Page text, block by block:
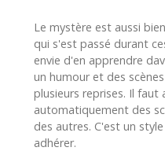
Le mystère est aussi
qui s'est passé durant
envie d'en apprendre
un humour et des
plusieurs reprises. Il faut
automatiquement des
des autres. C'est un
adhérer.